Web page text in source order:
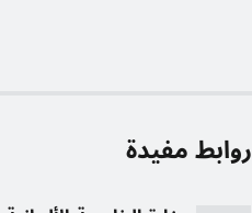
روابط مفيدة